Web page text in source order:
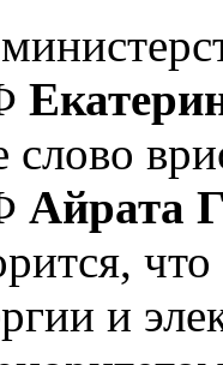
слово
Айрата
и